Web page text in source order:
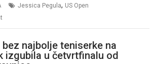
Jessica Pegula, US Open
bez najbolje teniserke na
izgubila u četvrtfinalu od